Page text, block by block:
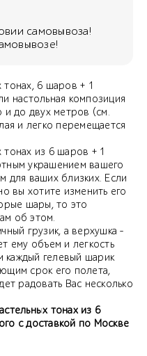
самовывоза!
6 шаров + 1
настольная композиция
и до двух метров (см.
и легко перемещается
из 6 шаров + 1
украшением вашего
для ваших близких. Если
вы хотите изменить его
шары, то это
об этом.
грузик, а верхушка -
ему объем и легкость
гелевый шарик
срок его полета,
радовать Вас несколько
тонах из 6
с доставкой по Москве